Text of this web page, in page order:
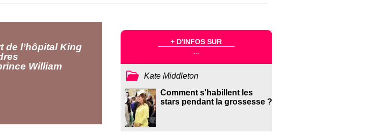
de l’hôpital King
William
+ D'INFOS SUR
...
Kate Middleton
Comment s'habillent les
stars pendant la grossesse ?